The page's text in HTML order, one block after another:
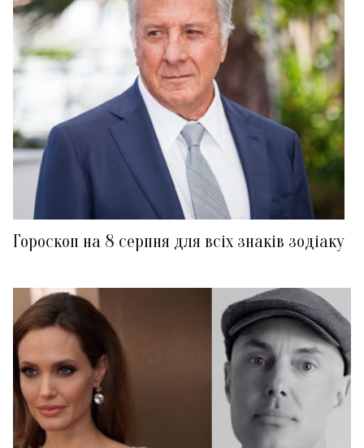
Гороскоп на 8 серпня для всіх знаків зодіаку